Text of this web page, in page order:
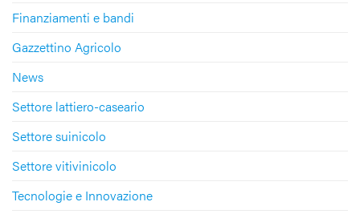
Finanziamenti e bandi
Gazzettino Agricolo
News
Settore lattiero-caseario
Settore suinicolo
Settore vitivinicolo
Tecnologie e Innovazione